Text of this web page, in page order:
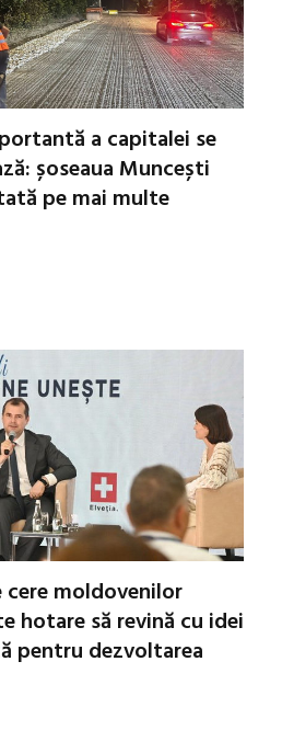
a capitalei se
șoseaua Muncești
pe mai multe
cere moldovenilor
hotare să revină cu idei
pentru dezvoltarea